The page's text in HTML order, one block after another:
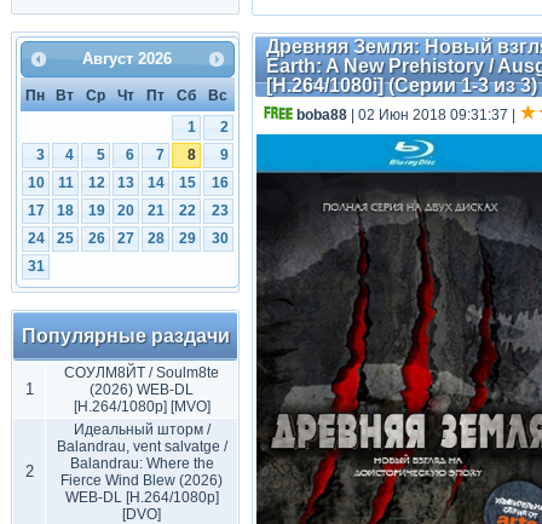
Август 2026
Пн Вт Ср Чт Пт Сб
Вс
1
2
3
4 5 6 7 8
9
10
11 12 13 14 15
16
17
18 19 20 21 22
23
24
25 26 27 28 29
30
31
Популярные раздачи
1
СОУЛМ8ЙТ / Soulm8te
(2026) WEB-DL
[H.264/1080p] [MVO]
2
Идеальный шторм /
Balandrau, vent salvatge /
Balandrau: Where the
Fierce Wind Blew (2026)
WEB-DL [H.264/1080p]
[DVO]
Древняя Земля: Новый
Earth: A New Prehistory /
[H.264/1080i] (Серии 1-3 из 3)
boba88 | 02 Июн 2018 09:31:37